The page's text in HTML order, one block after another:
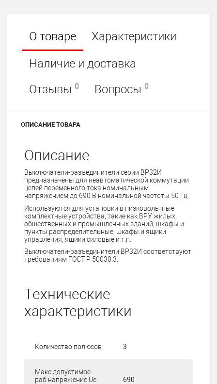
О товаре
Характеристики
Наличие и доставка
Отзывы 0 Вопросы 0
ОПИСАНИЕ ТОВАРА
Описание
Выключатели-разъединители серии ВР32И
предназначены для неавтоматической коммутации
цепей переменного тока номинальным
напряжением до 690 В номинальной частоты 50 Гц.
Используются для установки в низковольтные
комплектные устройства, такие как ВРУ жилых,
общественных и промышленных зданий, шкафы и
пункты распределительные, шкафы и ящики
управления, ящики силовые и т.п.
Выключатели-разъединители ВР32И соответствуют
требованиям ГОСТ Р 50030.3.
Технические
характеристики
Количество полюсов 3
Макс допустимое
раб напряжение Ue
690